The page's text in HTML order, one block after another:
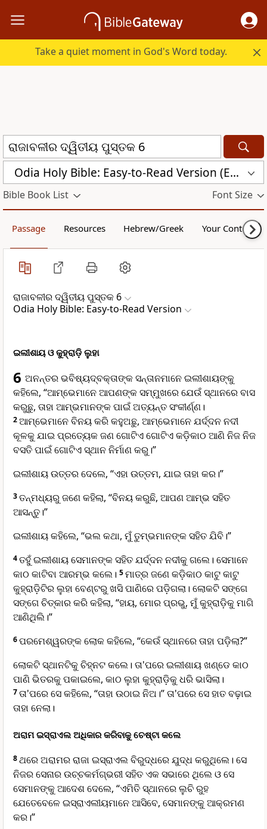
Take a quiet moment in God's Word today.
Odia Holy Bible: Easy-to-Read Version (ERV-OR)
Bible Book List Font Size
Passage Resources Hebrew/Greek Your Content
ରାଜାବଳୀର ଦ୍ୱିତୀୟ ପୁସ୍ତକ 6
Odia Holy Bible: Easy-to-Read Version
ଇଲୀଶାୟ ଓ କୁହ୍ରାଡ଼ି ଲୁହା
6 ଅନନ୍ତର ଭବିଷ୍ୟ‌ଦ୍‌ବକ୍ତାଙ୍କ ସନ୍ତାନମାନେ ଇଲୀଶାୟଙ୍କୁ
କହିଲେ, “ଆମ୍ଭେମାନେ ଆପଣଙ୍କ ସମ୍ମୁଖରେ ଯେଉଁ ସ୍ଥାନରେ ବାସ
କରୁଛୁ, ତାହା ଆମ୍ଭମାନଙ୍କ ପାଇଁ ଅତ୍ୟନ୍ତ ସଂକୀର୍ଣ୍ଣ।
2ଆମ୍ଭେମାନେ ବିନୟ କରି କହୁଅଛୁ, ଆମ୍ଭେମାନେ ଯର୍ଦ୍ଦନ ନଦୀ
କୂଳକୁ ଯାଇ ପ୍ରତ୍ୟେକ ଜଣ ଗୋଟିଏ ଗୋଟିଏ କଡ଼ିକାଠ ଆଣି ନିଜ ନିଜ
ବସତି ପାଇଁ ଗୋଟିଏ ସ୍ଥାନ ନିର୍ମାଣ କରୁ।”
ଇଲୀଶାୟ ଉତ୍ତର ଦେଲେ, “ଏହା ଉତ୍ତମ, ଯାଇ ତାହା କର।”
3ତନ୍ମଧ୍ୟରୁ ଜଣେ କହିଲା, “ବିନୟ କରୁଛି, ଆପଣ ଆମ୍ଭ ସହିତ
ଆସନ୍ତୁ।”
ଇଲୀଶାୟ କହିଲେ, “ଭଲ କଥା, ମୁଁ ତୁମ୍ଭମାନଙ୍କ ସହିତ ଯିବି।”
4ତହୁଁ ଇଲୀଶାୟ ସେମାନଙ୍କ ସହିତ ଯର୍ଦ୍ଦନ ନଦୀକୁ ଗଲେ। ସେମାନେ
କାଠ କାଟିବା ଆରମ୍ଭ କଲେ। 5ମାତ୍ର ଜଣେ କଡ଼ିକାଠ କାଟୁ କାଟୁ
କୁହ୍ରାଡ଼ିଟିର ଲୁହା ବେଣ୍ଟରୁ ଖସି ପାଣିରେ ପଡ଼ିଗଲା। ଲୋକଟି ସଙ୍ଗେ
ସଙ୍ଗେ ଚିତ୍କାର କରି କହିଲା, “ହାୟ, ମୋର ପ୍ରଭୁ, ମୁଁ କୁହ୍ରାଡ଼ିକୁ ମାଗି
ଆଣିଥିଲି।”
6ପରମେଶ୍ୱରଙ୍କ ଲୋକ କହିଲେ, “କେଉଁ ସ୍ଥାନରେ ତାହା ପଡ଼ିଲା?”
ଲୋକଟି ସ୍ଥାନଟିକୁ ଚିହ୍ନଟ କଲେ। ତା'ପରେ ଇଲୀଶାୟ ଖଣ୍ଡେ କାଠ
ପାଣି ଭିତରକୁ ପକାଇଲେ, କାଠ ଲୁହା କୁହ୍ରାଡ଼ିକୁ ଧରି ଭାସିଲା।
7ତା'ପରେ ସେ କହିଲେ, “ତାହା ଉଠାଇ ନିଅ।” ତା'ପରେ ସେ ହାତ ବଢ଼ାଇ
ତାହା ନେଲା।
ଅରାମ ଇସ୍ରାଏଲ ଅଧିକାର କରିବାକୁ ଚେଷ୍ଟା କଲେ
8ଥରେ ଅରାମର ରାଜା ଇସ୍ରାଏଲ ବିରୁଦ୍ଧରେ ଯୁଦ୍ଧ କରୁଥିଲେ। ସେ
ନିଜର ସେନାର ଉଚ୍ଚକର୍ମଗ୍ଭରୀ ସହିତ ଏକ ସଭାରେ ଥିଲେ ଓ ସେ
ସେମାନଙ୍କୁ ଆଦେଶ ଦେଲେ, “ଏମିତି ସ୍ଥାନରେ ଲୁଚି ରୁହ
ଯେତେବେଳେ ଇସ୍ରାଏଲୀୟମାନେ ଆସିବେ, ସେମାନଙ୍କୁ ଆକ୍ରମଣ
କର।”